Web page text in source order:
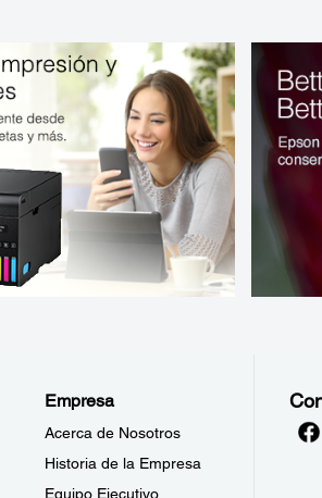
Empresa
Acerca de Nosotros
Historia de la Empresa
Equipo Ejecutivo